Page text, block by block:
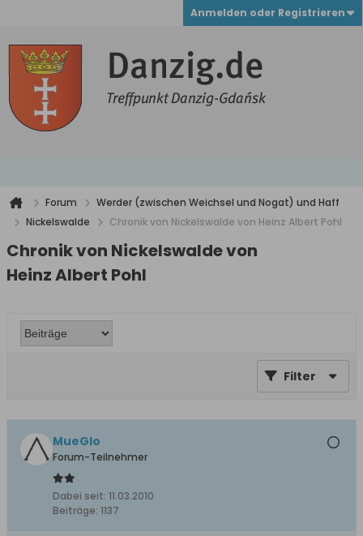
Anmelden oder Registrieren
Forum
Werder (zwischen Weichsel und Nogat) und Haff
Nickelswalde
Chronik von Nickelswalde von Heinz Albert Pohl
Chronik von Nickelswalde von
Heinz Albert Pohl
Filter
MueGlo
Forum-Teilnehmer
Dabei seit: 11.03.2010
Beiträge: 1137